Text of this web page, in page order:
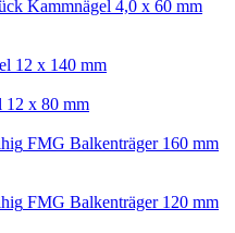
Kammnägel 4,0 x 60 mm
12 x 140 mm
12 x 80 mm
FMG Balkenträger 160 mm
FMG Balkenträger 120 mm